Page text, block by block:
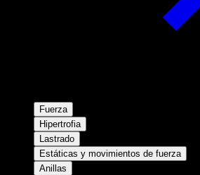
Fuerza
Hipertrofia
Lastrado
Estáticas y movimientos de fuerza
Anillas